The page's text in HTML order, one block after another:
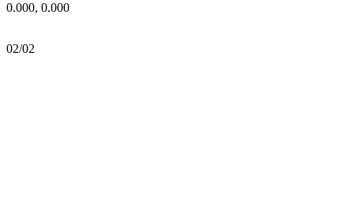
0.000, 0.000
02/02